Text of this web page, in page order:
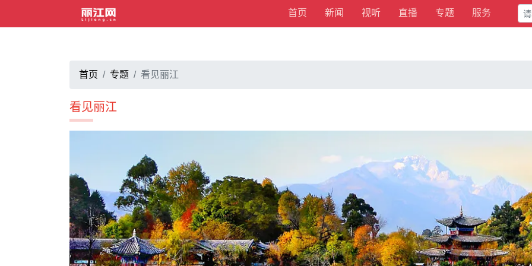
首页 新闻 视听 直播 专题 服务
首页 专题 看见丽江
看见丽江